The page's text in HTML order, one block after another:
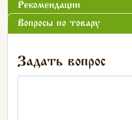
Рекомендации
Вопросы по товару
Задать вопрос